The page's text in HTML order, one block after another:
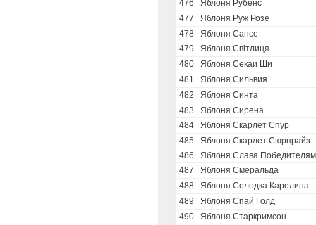
476
Яблоня Рубенс
477
Яблоня Руж Розе
478
Яблоня Сансе
479
Яблоня Свiтлиця
480
Яблоня Секаи Ши
481
Яблоня Сильвия
482
Яблоня Синта
483
Яблоня Сирена
484
Яблоня Скарлет Спур
485
Яблоня Скарлет Сюрпрайз
486
Яблоня Слава Победителям
487
Яблоня Смеральда
488
Яблоня Солодка Каролина
489
Яблоня Спай Голд
490
Яблоня Старкримсон